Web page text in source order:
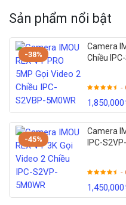
Sản phẩm nổi bật
-38%
Camera
Chiều
-
1,850,000
-45%
Camera
IPC-
-
1,450,000